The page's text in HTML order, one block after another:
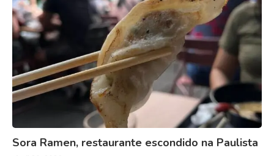
Sora Ramen, restaurante escondido na Paulista